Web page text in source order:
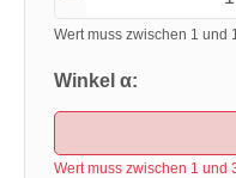
Wert muss zwischen 1 und
Winkel α:
Wert muss zwischen 1 und